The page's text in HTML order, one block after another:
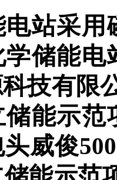
电站采
储能电
技有限
储能示
威俊